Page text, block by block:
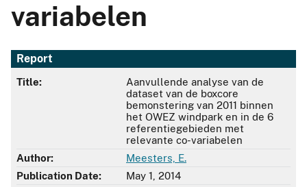
variabelen
Report
Title:
Aanvullende analyse van de
dataset van de boxcore
bemonstering van 2011 binnen
het OWEZ windpark en in de 6
referentiegebieden met
relevante co-variabelen
Author:
Meesters, E.
Publication Date:
May 1, 2014